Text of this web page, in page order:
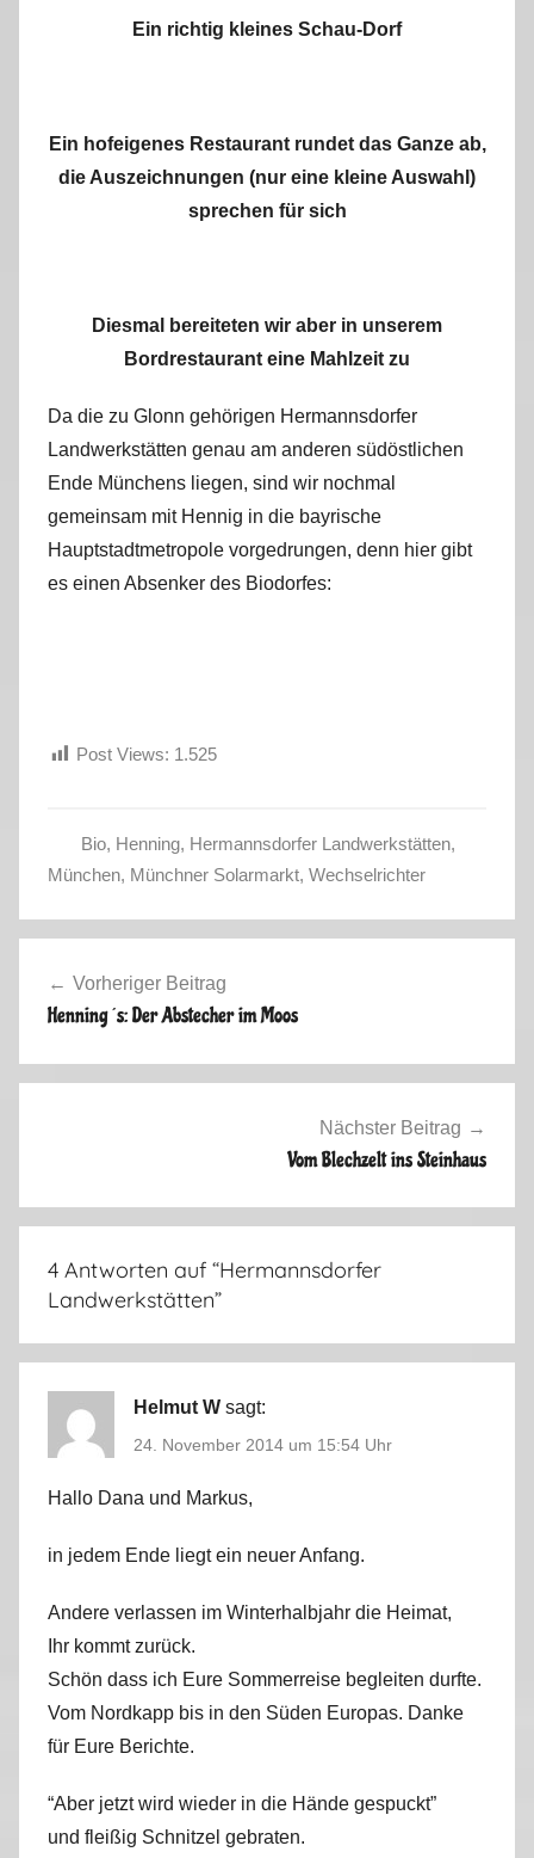
Ein richtig kleines Schau-Dorf
Ein hofeigenes Restaurant rundet das Ganze ab,
die Auszeichnungen (nur eine kleine Auswahl)
sprechen für sich
Diesmal bereiteten wir aber in unserem
Bordrestaurant eine Mahlzeit zu
Da die zu Glonn gehörigen Hermannsdorfer
Landwerkstätten genau am anderen südöstlichen
Ende Münchens liegen, sind wir nochmal
gemeinsam mit Hennig in die bayrische
Hauptstadtmetropole vorgedrungen, denn hier gibt
es einen Absenker des Biodorfes:
Post Views: 1.525
H
r
t
2
Bio, Henning, Hermannsdorfer Landwerkstätten,
München, Münchner Solarmarkt, Wechselrichter
Vorheriger Beitrag
Henning´s: Der Abstecher im Moos
Nächster Beitrag
Vom Blechzelt ins Steinhaus
4 Antworten auf “Hermannsdorfer
Landwerkstätten”
Helmut W sagt:
24. November 2014 um 15:54 Uhr
Hallo Dana und Markus,
in jedem Ende liegt ein neuer Anfang.
Andere verlassen im Winterhalbjahr die Heimat,
Ihr kommt zurück.
Schön dass ich Eure Sommerreise begleiten durfte.
Vom Nordkapp bis in den Süden Europas. Danke
für Eure Berichte.
“Aber jetzt wird wieder in die Hände gespuckt”
und fleißig Schnitzel gebraten.